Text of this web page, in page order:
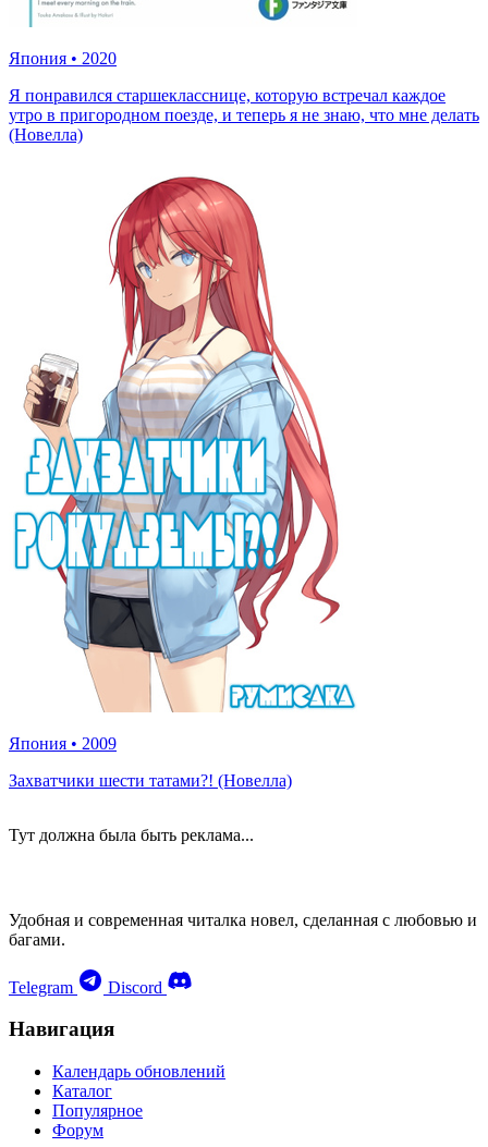
Япония • 2020
Я понравился старшекласснице, которую встречал каждое
утро в пригородном поезде, и теперь я не знаю, что мне делать
(Новелла)
Япония • 2009
Захватчики шести татами?! (Новелла)
Тут должна была быть реклама...
Удобная и современная читалка новел, сделанная с любовью и
багами.
Telegram Discord
Навигация
Календарь обновлений
Каталог
Популярное
Форум